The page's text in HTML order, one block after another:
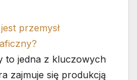
przemysł
to jedna z kluczowych
zajmuje się produkcją